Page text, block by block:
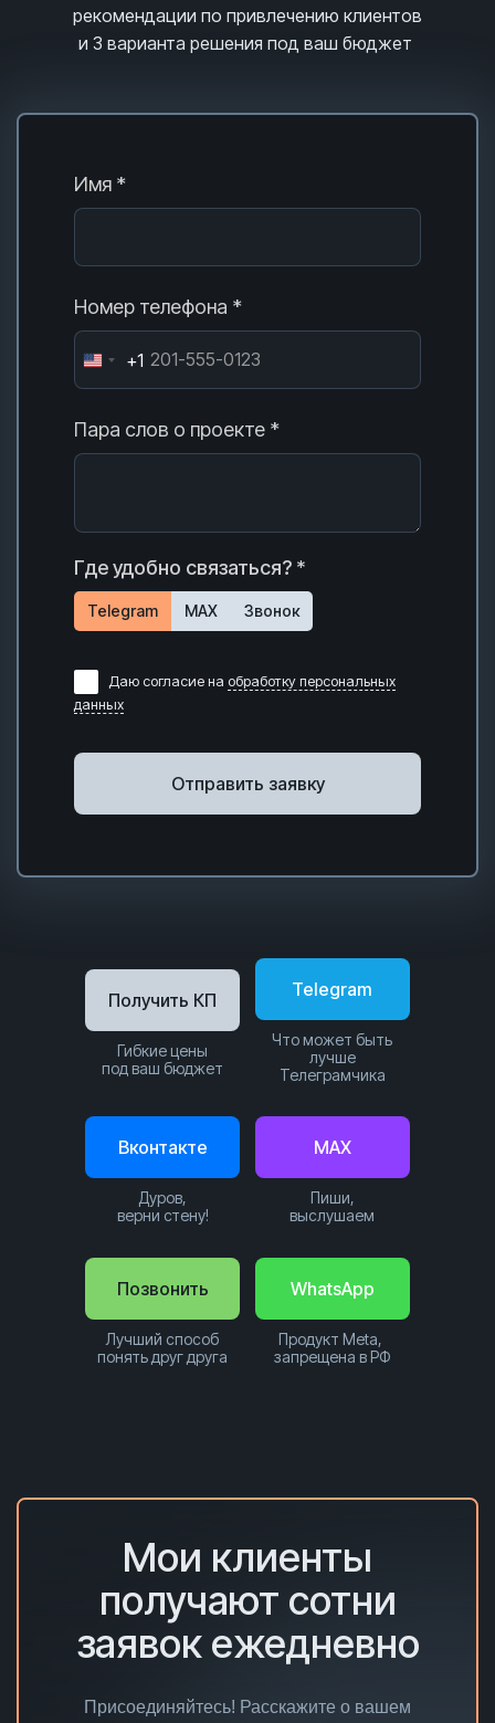
рекомендации по привлечению клиентов
и 3 варианта решения под ваш бюджет
Имя *
Номер телефона *
+1
Пара слов о проекте *
Где удобно связаться? *
Telegram MAX Звонок
Даю согласие на обработку персональных
данных
Отправить заявку
Позвонить
Лучший способ
понять друг друга
WhatsApp
Продукт Meta,
запрещена в РФ
Telegram
Что может быть
лучше
Телеграмчика
Вконтакте
Дуров,
верни стену!
Получить КП
Гибкие цены
под ваш бюджет
MAX
Пиши,
выслушаем
Мои клиенты
получают сотни
заявок ежедневно
Присоединяйтесь! Расскажите о вашем